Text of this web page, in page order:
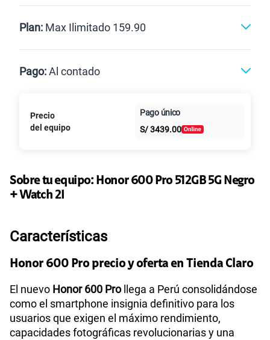
Renovación Celular liberado
Postpago
Plan: Max Ilimitado 159.90
Paga solo
125GBen alta velocidad
S/
Paga solo
175GB en alta velocidad
S/159.90
Paga solo
185GBen alta velocidad
S/ 189.90
Pago:Al contado
Al contado Cuotas Claro
intereses
Precio
del equipo
Pago único
S/3439.00
Sobre tu equipo: Honor 600 Pro 512GB 5G Negro
+ Watch 2I
Características
Honor 600 Pro precio y oferta en Tienda Claro
El nuevo Honor 600 Prollega a Perú consolidándose
como el smartphone insignia definitivo para los
usuarios que exigen el máximo rendimiento,
capacidades fotográficas revolucionarias y una